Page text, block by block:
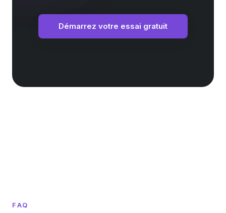
Démarrez votre essai gratuit
FAQ